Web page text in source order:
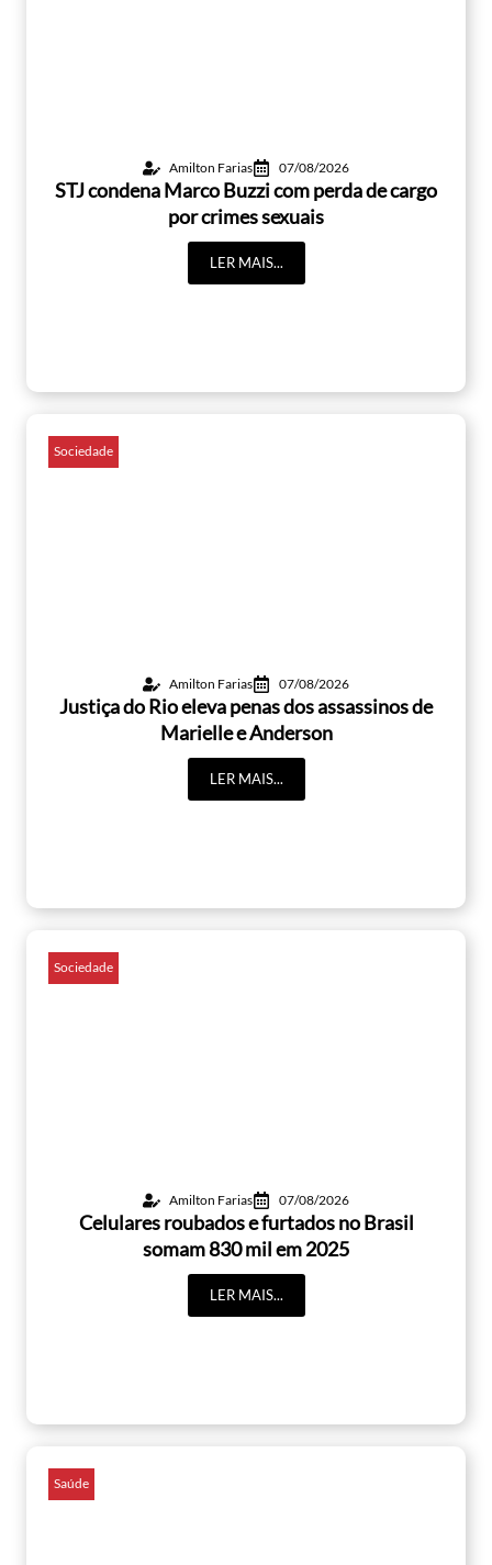
Amilton Farias 07/08/2026
STJ condena Marco Buzzi com perda de cargo
por crimes sexuais
LER MAIS...
Sociedade
Amilton Farias 07/08/2026
Justiça do Rio eleva penas dos assassinos de
Marielle e Anderson
LER MAIS...
Sociedade
Amilton Farias 07/08/2026
Celulares roubados e furtados no Brasil
somam 830 mil em 2025
LER MAIS...
Saúde